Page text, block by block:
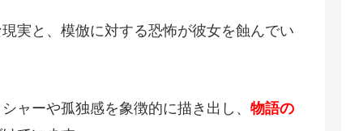
実と、模倣に対する恐怖が彼女を蝕んでい
ャーや孤独感を象徴的に描き出し、 物語の